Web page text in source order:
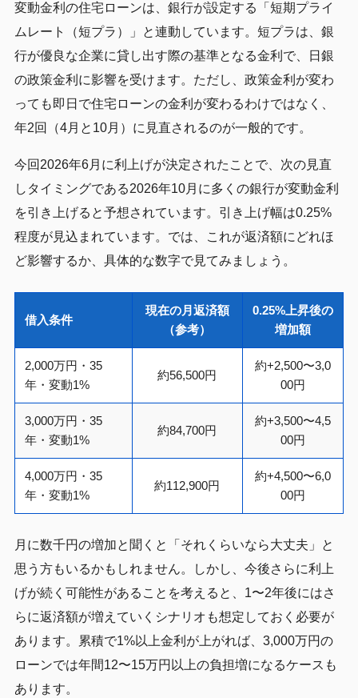
変動金利の住宅ローンは、銀行が設定する「短期プライ
ムレート（短プラ）」と連動しています。短プラは、銀
行が優良な企業に貸し出す際の基準となる金利で、日銀
の政策金利に影響を受けます。ただし、政策金利が変わ
っても即日で住宅ローンの金利が変わるわけではなく、
年2回（4月と10月）に見直されるのが一般的です。
今回2026年6月に利上げが決定されたことで、次の見直
しタイミングである2026年10月に多くの銀行が変動金利
を引き上げると予想されています。引き上げ幅は0.25%
程度が見込まれています。では、これが返済額にどれほ
ど影響するか、具体的な数字で見てみましょう。
借入条件
現在の月返済額
（参考）
0.25%上昇後の
増加額
2,000万円・35
年・変動1%
約56,500円
約+2,500〜3,0
00円
3,000万円・35
年・変動1%
約84,700円
約+3,500〜4,5
00円
4,000万円・35
年・変動1%
約112,900円
約+4,500〜6,0
00円
月に数千円の増加と聞くと「それくらいなら大丈夫」と
思う方もいるかもしれません。しかし、今後さらに利上
げが続く可能性があることを考えると、1〜2年後にはさ
らに返済額が増えていくシナリオも想定しておく必要が
あります。累積で1%以上金利が上がれば、3,000万円の
ローンでは年間12〜15万円以上の負担増になるケースも
あります。